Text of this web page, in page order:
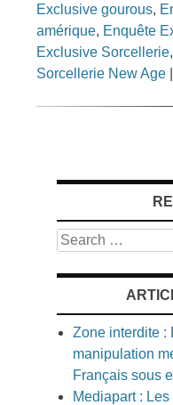
Exclusive gourous,
amérique, Enquête
Exclusive Sorcellerie,
Sorcellerie New Age
Search
Zone interdite :
manipulation
Français sous
Mediapart :